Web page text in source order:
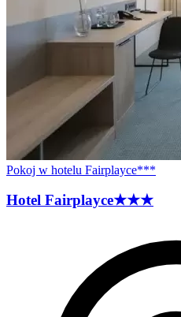
Pokoj w hotelu Fairplayce***
Hotel Fairplayce★★★